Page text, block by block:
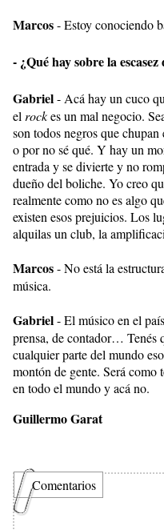
Marcos- Estoy conociendo
- ¿Qué hay sobre la
Gabriel- Acá hay un cuco
elrockes un mal negocio.
son todos negros que
o por no sé qué. Y hay un
entrada y se divierte y no
dueño del boliche. Yo creo
realmente como no es algo
existen esos prejuicios. Los
alquilas un club, la
Marcos- No está la
música.
Gabriel- El músico en el
prensa, de contador… Tenés
cualquier parte del mundo
montón de gente. Será como
en todo el mundo y acá no.
Guillermo Garat
Comentarios